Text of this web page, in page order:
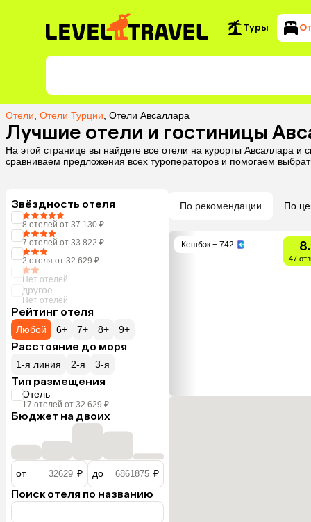
Туры
Отели Отели Турции Отели Авсаллара
Лучшие отели и гостиницы
На этой странице вы найдете все отели на курорты
сравниваем предложения всех туроператоров и помогаем
Звёздность отеля
8 отелей от 37 130 ₽
7 отелей от 33 822 ₽
2 отеля от 32 629 ₽
Нет отелей
другое
Нет отелей
Рейтинг отеля
Любой 6+ 7+ 8+ 9+
Расстояние до моря
1-я линия 2-я 3-я
Тип размещения
Отель
17 отелей от 32 629 ₽
Бюджет на двоих
от ₽ до ₽
Поиск отеля по названию
По рекомендации По
Кешбэк + 742
47